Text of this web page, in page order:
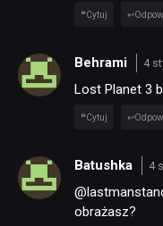
Cytuj
Behrami 4
Lost Planet 3
Cytuj
Batushka 4
obrażasz?